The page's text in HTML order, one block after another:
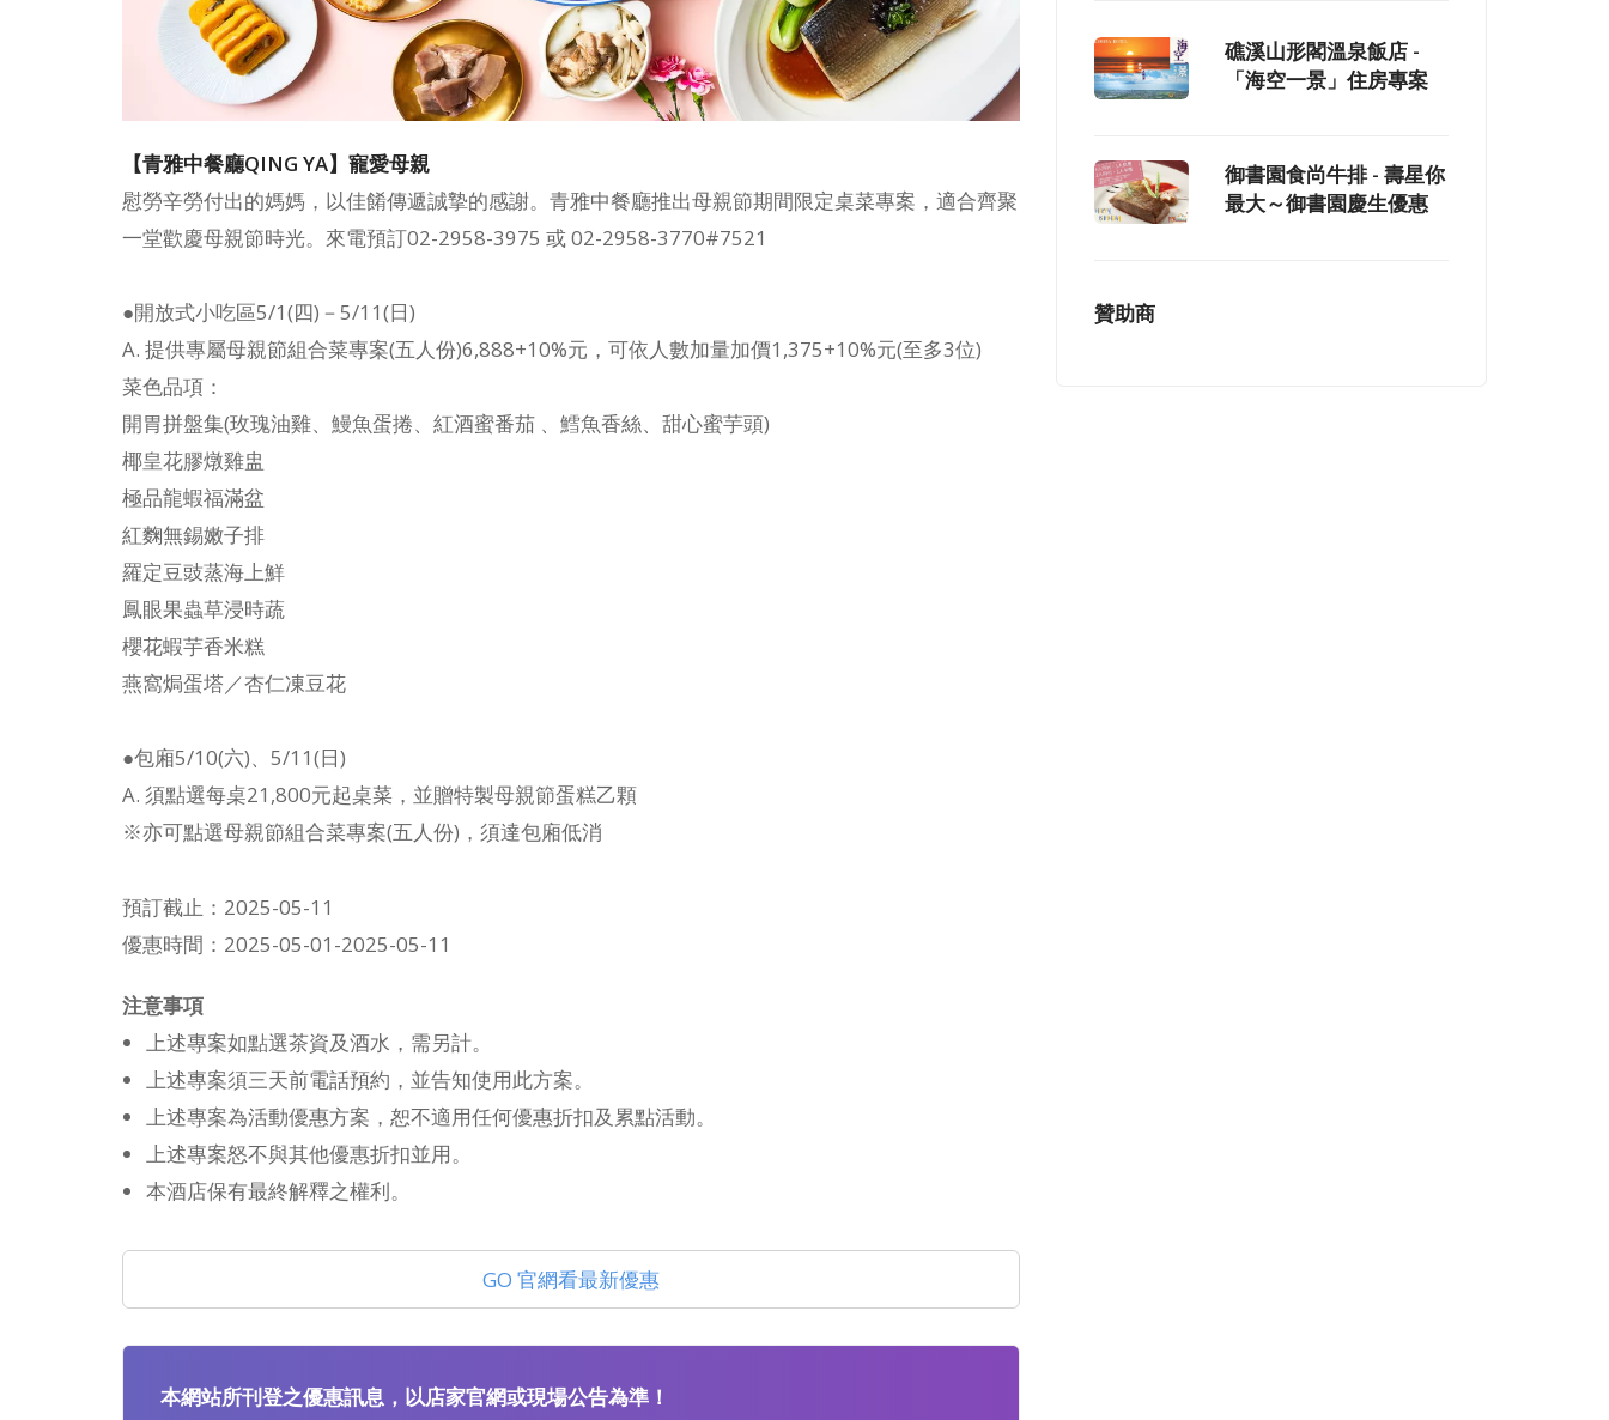
【青雅中餐廳QING YA】寵愛母親
慰勞辛勞付出的媽媽，以佳餚傳遞誠摯的感謝。青雅中餐廳推出母親節期間限定桌菜專案，適合齊聚
一堂歡慶母親節時光。來電預訂02-2958-3975 或 02-2958-3770#7521
●開放式小吃區5/1(四)－5/11(日)
A. 提供專屬母親節組合菜專案(五人份)6,888+10%元，可依人數加量加價1,375+10%元(至多3位)
菜色品項：
開胃拼盤集(玫瑰油雞、鰻魚蛋捲、紅酒蜜番茄 、鱈魚香絲、甜心蜜芋頭)
椰皇花膠燉雞盅
極品龍蝦福滿盆
紅麴無錫嫩子排
羅定豆豉蒸海上鮮
鳳眼果蟲草浸時蔬
櫻花蝦芋香米糕
燕窩焗蛋塔／杏仁凍豆花
●包廂5/10(六)、5/11(日)
A. 須點選每桌21,800元起桌菜，並贈特製母親節蛋糕乙顆
※亦可點選母親節組合菜專案(五人份)，須達包廂低消
預訂截止：2025-05-11
優惠時間：2025-05-01-2025-05-11
注意事項
上述專案如點選茶資及酒水，需另計。
上述專案須三天前電話預約，並告知使用此方案。
上述專案為活動優惠方案，恕不適用任何優惠折扣及累點活動。
上述專案怒不與其他優惠折扣並用。
本酒店保有最終解釋之權利。
GO 官網看最新優惠
本網站所刊登之優惠訊息，以店家官網或現場公告為準！
礁溪山形閣溫泉飯店 -
「海空一景」住房專案
御書園食尚牛排 - 壽星你
最大～御書園慶生優惠
贊助商